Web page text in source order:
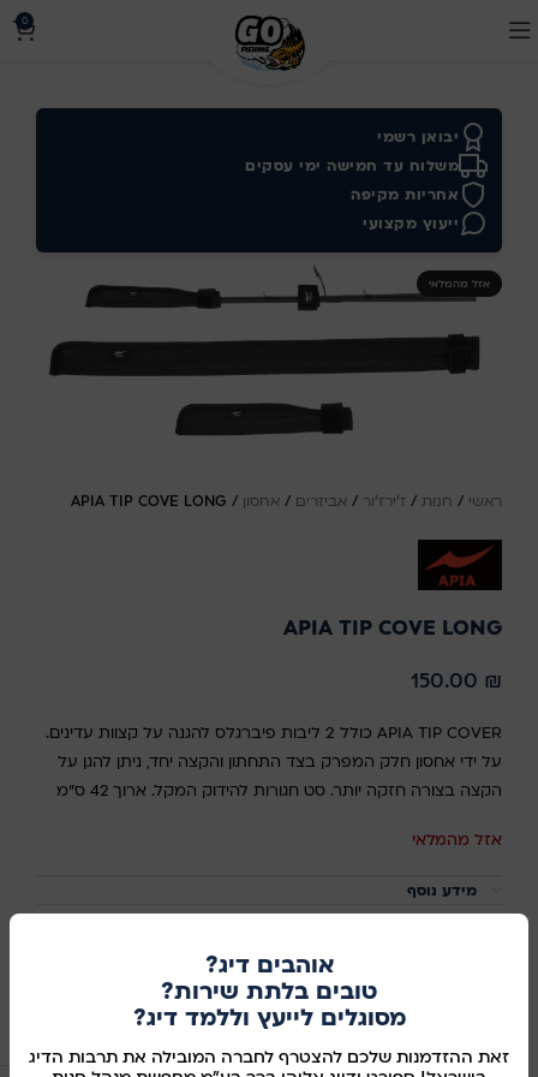
אוהבים דיג?
טובים בלתת שירות?
מסוגלים לייעץ וללמד דיג?
זאת ההזדמנות שלכם להצטרף לחברה המובילה את תרבות הדיג
0
יבואן רשמי
משלוח עד חמישה ימי עסקים
אחריות מקיפה
ייעוץ מקצועי
אזל מהמלאי
ראשי / חנות / ז'ירז'ור / אביזרים / אחסון /
APIA TIP COVE LONG
APIA TIP COVE LONG
150.00 ₪
APIA TIP COVER כולל 2 ליבות פיברגלס להגנה על קצוות עדינים.
על ידי אחסון חלק המפרק בצד התחתון והקצה יחד, ניתן להגן על
הקצה בצורה חזקה יותר. סט חגורות להידוק המקל. ארוך 42 ס"מ
אזל מהמלאי
מידע נוסף
שיתוף ברשתות החברתיות:
מוצרים קשורים